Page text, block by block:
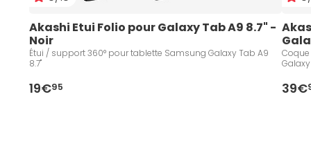
Akashi Etui Folio pour Galaxy Tab A9 8.7" -
Noir
Étui / support 360° pour tablette Samsung Galaxy Tab A9
8.7"
19€95
Galaxy
39€